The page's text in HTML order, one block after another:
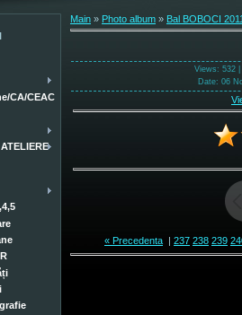
CA/CEAC
Main » Photo album » Bal BOBOCI
Views: 532 |
Date: 06
« Precedenta | 237 238 239